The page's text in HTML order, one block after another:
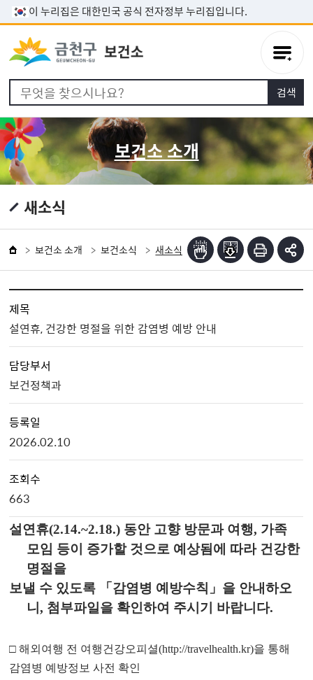
본문 바로가기
이 누리집은 대한민국 공식 전자정부 누리집입니다.
보건소 소개
새소식
보건소 소개 보건소식 새소식
제목
설연휴, 건강한 명절을 위한 감염병 예방 안내
담당부서
보건정책과
등록일
2026.02.10
조회수
663
설연휴(2.14.~2.18.) 동안 고향 방문과 여행, 가족
모임 등이 증가할 것으로 예상됨에 따라 건강한
명절을
보낼 수 있도록
「감염병 예방수칙」 을 안내하오
니, 첨부파일을 확인하여 주시기 바랍니다.
□해외여행 전 여행건강오피셜(http://travelhealth.kr)을 통해
감염병 예방정보 사전 확인